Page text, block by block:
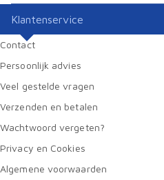
Klantenservice
Contact
Persoonlijk advies
Veel gestelde vragen
Verzenden en betalen
Wachtwoord vergeten?
Privacy en Cookies
Algemene voorwaarden